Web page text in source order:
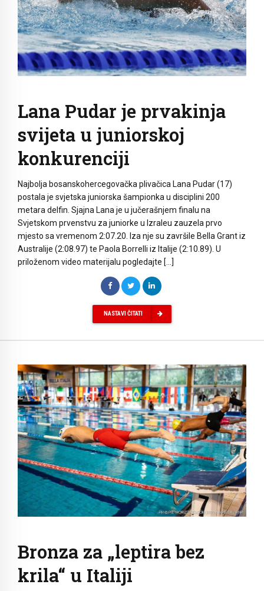
Lana Pudar je prvakinja
svijeta u juniorskoj
konkurenciji
Najbolja bosanskohercegovačka plivačica Lana Pudar (17)
postala je svjetska juniorska šampionka u disciplini 200
metara delfin. Sjajna Lana je u jučerašnjem finalu na
Svjetskom prvenstvu za juniorke u Izraleu zauzela prvo
mjesto sa vremenom 2:07.20. Iza nje su završile Bella Grant iz
Australije (2:08.97) te Paola Borrelli iz Italije (2:10.89). U
priloženom video materijalu pogledajte […]
NASTAVI ČITATI
Bronza za „leptira bez
krila“ u Italiji